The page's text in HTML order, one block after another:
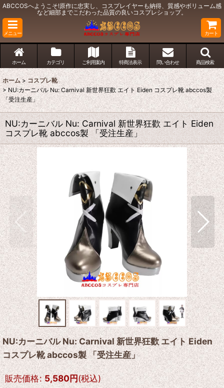
ABCCOSへようこそ!原作に忠実し、コスプレイヤーも納得、質感やボリューム感
など細部までこだわった品質の良いコスプレショップ。
メニュー カート
ホーム カテゴリ ご利用案内 特商法表示 問い合わせ 商品検索
ホーム > コスプレ靴
> NU:カーニバル Nu: Carnival 新世界狂歡 エイト Eiden コスプレ靴 abccos製
「受注生産」
NU:カーニバル Nu: Carnival 新世界狂歡 エイト Eiden
コスプレ靴 abccos製 「受注生産」
NU:カーニバル Nu: Carnival 新世界狂歡 エイト Eiden
コスプレ靴 abccos製 「受注生産」
販売価格: 5,580円(税込)